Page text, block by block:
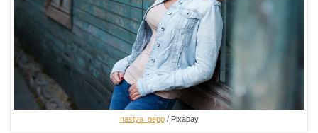
nastya_gepp/ Pixabay